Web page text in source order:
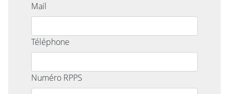
Mail
Téléphone
Numéro RPPS